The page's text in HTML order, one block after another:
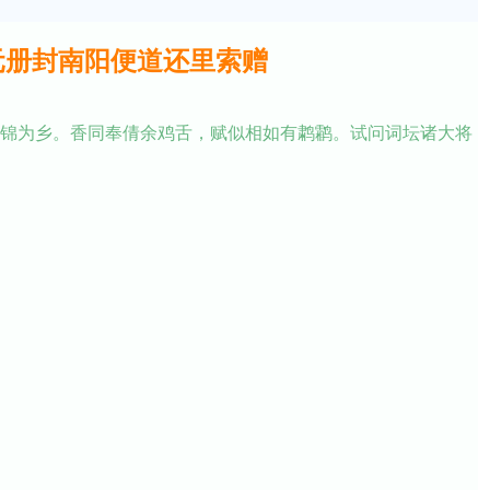
封南阳便道还里索赠
乡。香同奉倩余鸡舌，赋似相如有鹔鹴。试问词坛诸大将